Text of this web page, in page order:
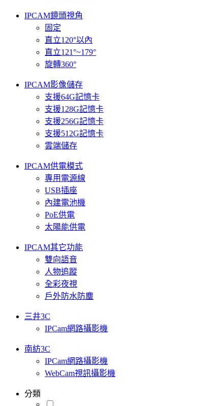
IPCAM鏡頭視角
固定
直立120°以內
直立121°~179°
旋轉360°
IPCAM影像儲存
支援64G記憶卡
支援128G記憶卡
支援256G記憶卡
支援512G記憶卡
雲端儲存
IPCAM供電模式
專用電源線
USB插座
內建電池機
PoE供電
太陽能供電
IPCAM其它功能
雙向語音
人物追蹤
全彩夜視
戶外防水防塵
三井3C
IPCam網路攝影機
南紡3C
IPCam網路攝影機
WebCam視訊攝影機
分類